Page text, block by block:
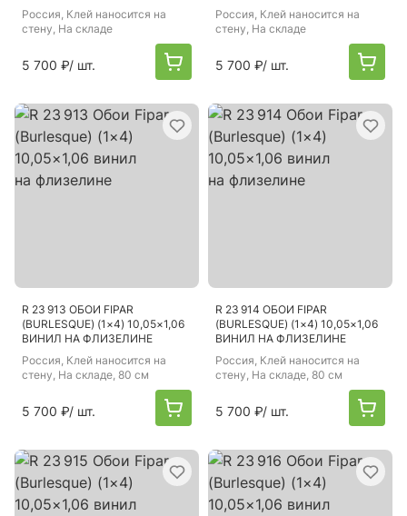
Россия, Клей наносится на
стену, На складе
5 700 ₽/ шт.
Россия, Клей наносится на
стену, На складе
5 700 ₽/ шт.
R 23 913 ОБОИ FIPAR
(BURLESQUE) (1×4) 10,05×1,06
ВИНИЛ НА ФЛИЗЕЛИНЕ
Россия, Клей наносится на
стену, На складе, 80 см
5 700 ₽/ шт.
R 23 914 ОБОИ FIPAR
(BURLESQUE) (1×4) 10,05×1,06
ВИНИЛ НА ФЛИЗЕЛИНЕ
Россия, Клей наносится на
стену, На складе, 80 см
5 700 ₽/ шт.